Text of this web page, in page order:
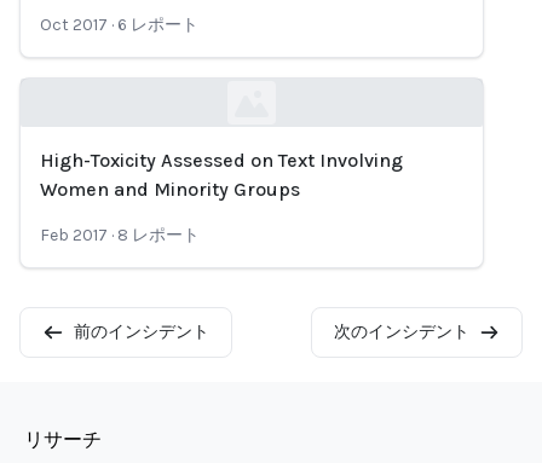
Oct 2017 · 6 レポート
Loading...
High-Toxicity Assessed on Text Involving
Women and Minority Groups
Feb 2017 · 8 レポート
前のインシデント 次のインシデント
リサーチ